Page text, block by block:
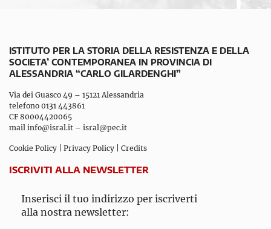
ISTITUTO PER LA STORIA DELLA RESISTENZA E DELLA
SOCIETA’ CONTEMPORANEA IN PROVINCIA DI
ALESSANDRIA “CARLO GILARDENGHI”
Via dei Guasco 49 – 15121 Alessandria
telefono 0131 443861
CF 80004420065
mail info@isral.it – isral@pec.it
Cookie Policy Privacy Policy Credits
ISCRIVITI ALLA NEWSLETTER
Inserisci il tuo indirizzo per iscriverti
alla nostra newsletter: